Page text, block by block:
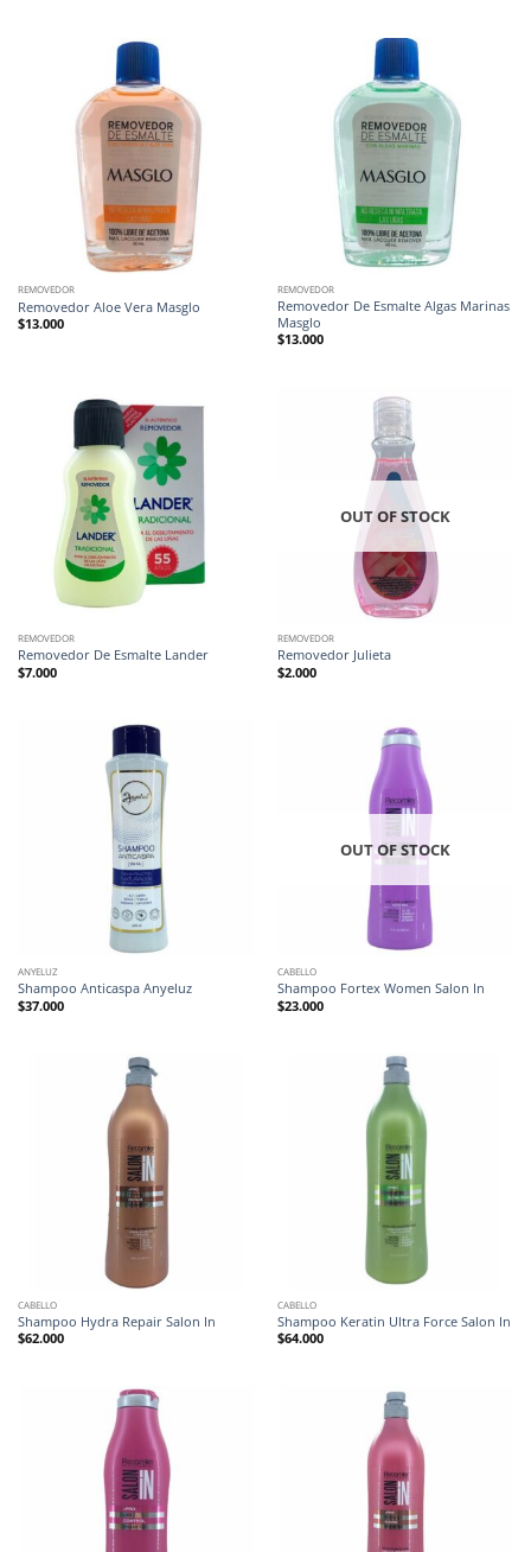
REMOVEDOR
Removedor Aloe Vera Masglo
$13.000
REMOVEDOR
Removedor De Esmalte Algas Marinas
Masglo
$13.000
REMOVEDOR
Removedor De Esmalte Lander
$7.000
OUT OF STOCK
REMOVEDOR
Removedor Julieta
$2.000
ANYELUZ
Shampoo Anticaspa Anyeluz
$37.000
OUT OF STOCK
CABELLO
Shampoo Fortex Women Salon In
$23.000
CABELLO
Shampoo Hydra Repair Salon In
$62.000
CABELLO
Shampoo Keratin Ultra Force Salon In
$64.000